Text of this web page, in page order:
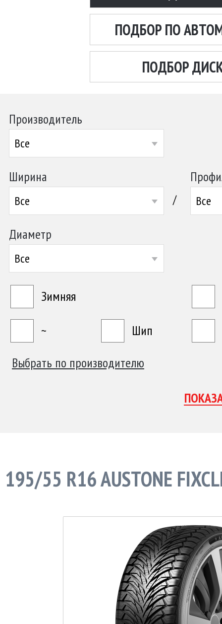
ПОДБОР ПО
ПОДБОР
Производитель
Все
Ширина
Все / Все
Диаметр
Все
Зимняя
~
Шип
Выбрать по производителю
195/55 R16 AUSTONE